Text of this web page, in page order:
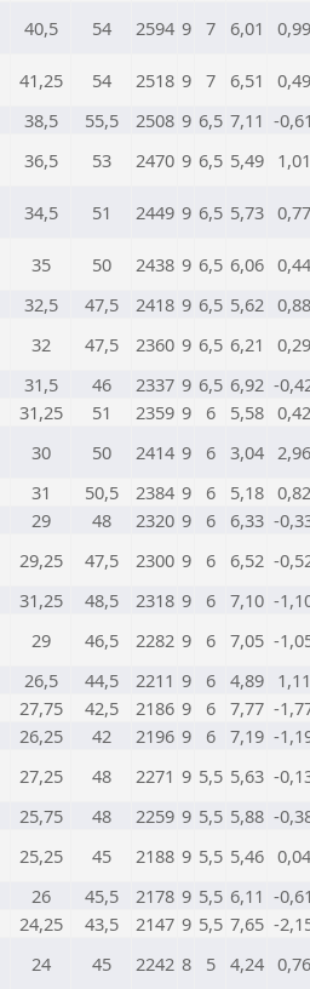
40,5 54 2594 9 7 6,01 0,99
41,25 54 2518 9 7 6,51 0,49
38,5 55,5 2508 9 6,5 7,11 -0,61
36,5 53 2470 9 6,5 5,49 1,01
34,5 51 2449 9 6,5 5,73 0,77
35 50 2438 9 6,5 6,06 0,44
32,5 47,5 2418 9 6,5 5,62 0,88
32 47,5 2360 9 6,5 6,21 0,29
31,5 46 2337 9 6,5 6,92 -
31,25 51 2359 9 6 5,58 0,42
30 50 2414 9 6 3,04 2,96
31 50,5 2384 9 6 5,18 0,82
29 48 2320 9 6 6,33 -
29,25 47,5 2300 9 6 6,52 -
31,25 48,5 2318 9 6 7,10 -
29 46,5 2282 9 6 7,05 -
26,5 44,5 2211 9 6 4,89 1,11
27,75 42,5 2186 9 6 7,77 -
26,25 42 2196 9 6 7,19 -
27,25 48 2271 9 5,5 5,63 -
25,75 48 2259 9 5,5 5,88 -
25,25 45 2188 9 5,5 5,46 0,04
26 45,5 2178 9 5,5 6,11 -0,61
24,25 43,5 2147 9 5,5 7,65 -
24 45 2242 8 5 4,24 0,76